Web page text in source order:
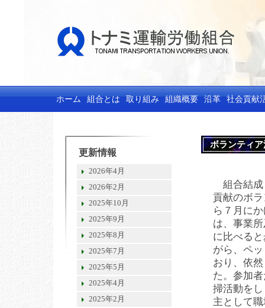
ホーム 組合とは 取り組み 組織概要 沿革 社会貢献
更新情報
2026年4月
2026年2月
2025年10月
2025年9月
2025年8月
2025年7月
2025年5月
2025年4月
2025年2月
ボランティ
組合結成
貢献のボ
ら７月に
は、事業
に比べる
がら、ペ
おり、依
た。参加
掃活動を
主として